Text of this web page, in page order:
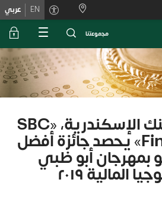
EN عربي
ﻣﺟﻣوﻋﺗﻧﺎ
بالتعاون مع بنك الإسكندرية، «SBC
FinTech Cairo» يحصد جائزة أفضل
بمهرجان أبو ظبي
المالية ٢٠١٩